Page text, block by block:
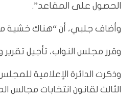
الحصول على المقاعد”.
وأضاف جلبي، أن “هناك خشية
وقرر مجلس النواب، تأجيل
وذكرت الدائرة الإعلامية
الثالث لقانون انتخابات مجالس المحافظات والاقضية